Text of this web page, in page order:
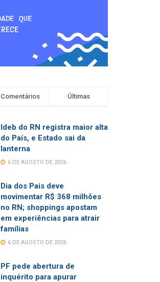
Comentários Últimas
Ideb do RN registra maior alta
do País, e Estado sai da
lanterna
6 DE AGOSTO DE 2026
Dia dos Pais deve
movimentar R$ 368 milhões
no RN; shoppings apostam
em experiências para atrair
famílias
6 DE AGOSTO DE 2026
PF pede abertura de
inquérito para apurar